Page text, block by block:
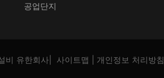
공업단지
비 유한회사 사이트맵 개인정보 처리방침